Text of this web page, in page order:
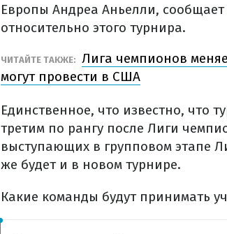
Европы Андреа Аньелли, сообщает
относительно этого турнира.
ЧИТАЙТЕ ТАКЖЕ: Лига чемпионов
могут провести в США
Единственное, что известно, что
третим по рангу после Лиги
выступающих в групповом этапе
же будет и в новом турнире.
Какие команды будут принимать